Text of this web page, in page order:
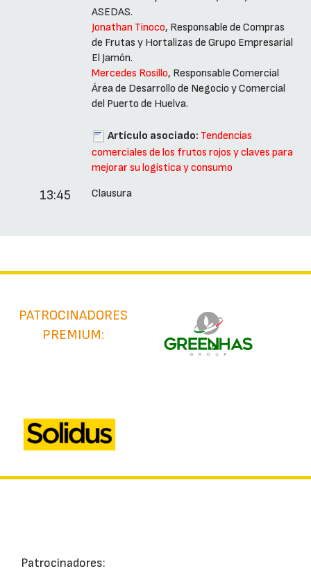
ASEDAS.
Jonathan Tinoco, Responsable de Compras
de Frutas y Hortalizas de Grupo Empresarial
El Jamón.
Mercedes Rosillo, Responsable Comercial
Área de Desarrollo de Negocio y Comercial
del Puerto de Huelva.
Artículo asociado: Tendencias
comerciales de los frutos rojos y claves para
mejorar su logística y consumo
13:45 Clausura
PATROCINADORES
PREMIUM:
Patrocinadores: